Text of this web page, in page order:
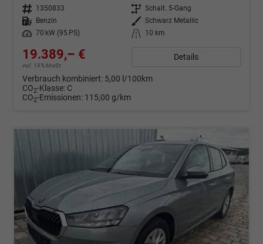
Fahrzeugnr. 1350833 Getriebe Schalt. 5-Gang
Kraftstoff
Benzin Außenfarbe Schwarz Metallic
Leistung
70 kW (95 PS) Kilometerstand 10 km
19.389,– €
incl. 19% MwSt.
Details
Verbrauch kombiniert: 5,00 l/100km
CO2-Klasse: C
CO2-Emissionen: 115,00 g/km